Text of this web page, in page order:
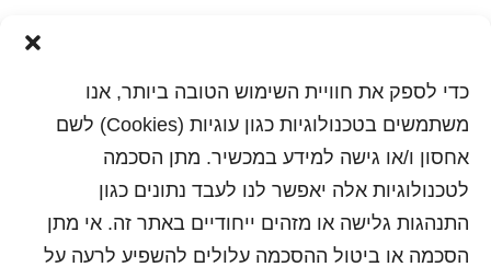
כדי לספק את חוויית השימוש הטובה ביותר, אנו
משתמשים בטכנולוגיות כגון עוגיות (Cookies) לשם
אחסון ו/או גישה למידע במכשיר. מתן הסכמה
לטכנולוגיות אלה יאפשר לנו לעבד נתונים כגון
התנהגות גלישה או מזהים ייחודיים באתר זה. אי מתן
הסכמה או ביטול ההסכמה עלולים להשפיע לרעה על
שלח לחבר
כל הזכויות שמורות לשראל 2018 | עיצוב ותכנות: סטודיו
"היוצרים"